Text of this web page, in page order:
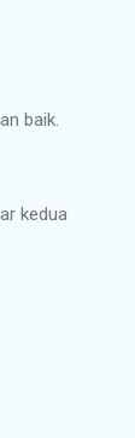
baik.
kedua